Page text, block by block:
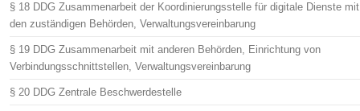
§ 18 DDG Zusammenarbeit der Koordinierungsstelle für digitale Dienste mit
den zuständigen Behörden, Verwaltungsvereinbarung
§ 19 DDG Zusammenarbeit mit anderen Behörden, Einrichtung von
Verbindungsschnittstellen, Verwaltungsvereinbarung
§ 20 DDG Zentrale Beschwerdestelle